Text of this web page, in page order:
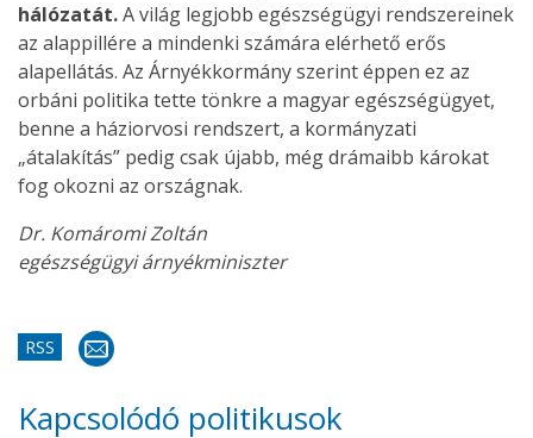
hálózatát.A világ legjobb egészségügyi rendszereinek
az alappillére a mindenki számára elérhető erős
alapellátás. Az Árnyékkormány szerint éppen ez az
orbáni politika tette tönkre a magyar egészségügyet,
benne a háziorvosi rendszert, a kormányzati
„átalakítás” pedig csak újabb, még drámaibb károkat
fog okozni az országnak.
Dr. Komáromi Zoltán
egészségügyi árnyékminiszter
RSS
Kapcsolódó politikusok